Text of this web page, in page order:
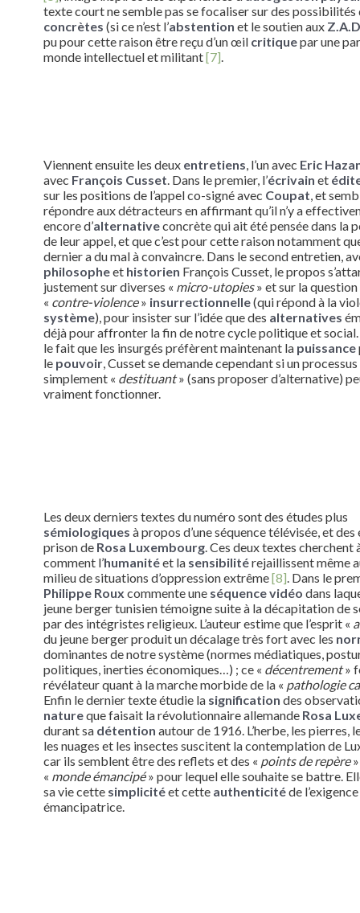
texte court ne semble pas se focaliser sur des possibilités
concrètes (si ce n’est l’abstention et le soutien aux
pu pour cette raison être reçu d’un œil critiquepar une
monde intellectuel et militant[7]
Viennent ensuite les deux entretiens , l’un avec Eric
avec François Cusset . Dans le premier, l’écrivain et
sur les positions de l’appel co-signé avec Coupat , et
répondre aux détracteurs en affirmant qu’il n’y a
encore d’alternativeconcrète qui ait été pensée dans la
de leur appel, et que c’est pour cette raison notamment
dernier a du mal à convaincre. Dans le second entretien,
philosopheet historien François Cusset, le propos
justement sur diverses « micro-utopies» et sur la question
« contre-violence» insurrectionnelle(qui répond à la
système), pour insister sur l’idée que des alternatives
déjà pour affronter la fin de notre cycle politique et
le fait que les insurgés préfèrent maintenant la puissance
le pouvoir, Cusset se demande cependant si un
simplement « destituant» (sans proposer d’alternative)
vraiment fonctionner.
Les deux derniers textes du numéro sont des études plus
sémiologiques à propos d’une séquence télévisée, et
prison de Rosa Luxembourg. Ces deux textes cherchent
comment l’humanitéet la sensibilitérejaillissent même
milieu de situations d’oppression extrême[8] . Dans le
Philippe Roux commente une séquence vidéo dans
jeune berger tunisien témoigne suite à la décapitation de
par des intégristes religieux. L’auteur estime que l’esprit «
du jeune berger produit un décalage très fort avec les
dominantes de notre système (normes médiatiques,
politiques, inerties économiques…) ; ce « décentrement»
révélateur quant à la marche morbide de la « pathologie
Enfin le dernier texte étudie la signification des
natureque faisait la révolutionnaire allemande Rosa
durant sa détention autour de 1916. L’herbe, les pierres,
les nuages et les insectes suscitent la contemplation de
car ils semblent être des reflets et des « points de repère»
« monde émancipé» pour lequel elle souhaite se battre.
sa vie cette simplicitéet cette authenticitéde l’exigence
émancipatrice.